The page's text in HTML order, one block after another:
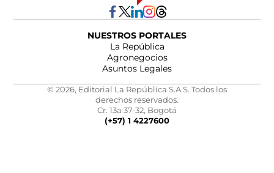
NUESTROS PORTALES
La República
Agronegocios
Asuntos Legales
© 2026, Editorial La República S.A.S. Todos los
derechos reservados.
Cr. 13a 37-32, Bogotá
(+57) 1 4227600